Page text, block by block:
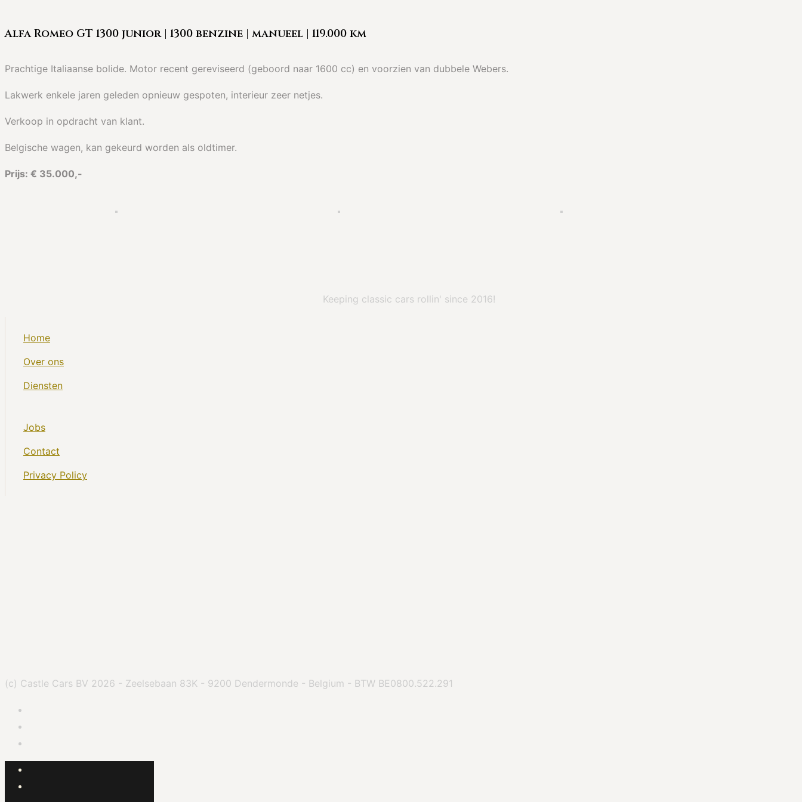
Alfa Romeo GT 1300 junior | 1300 benzine | manueel | 119.000 km
Prachtige Italiaanse bolide. Motor recent gereviseerd (geboord naar 1600 cc) en voorzien van dubbele Webers.
Lakwerk enkele jaren geleden opnieuw gespoten, interieur zeer netjes.
Verkoop in opdracht van klant.
Belgische wagen, kan gekeurd worden als oldtimer.
Prijs: € 35.000,-
Keeping classic cars rollin' since 2016!
Home
Over ons
Diensten
Jobs
Contact
Privacy Policy
(c) Castle Cars BV 2026 - Zeelsebaan 83K - 9200 Dendermonde - Belgium - BTW BE0800.522.291